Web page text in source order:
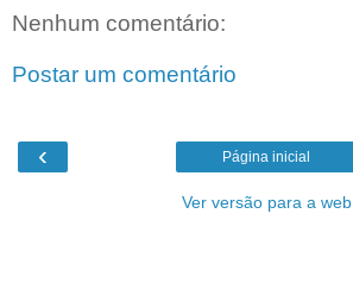
Nenhum comentário:
Postar um comentário
‹ Página inicial
Ver versão para a web